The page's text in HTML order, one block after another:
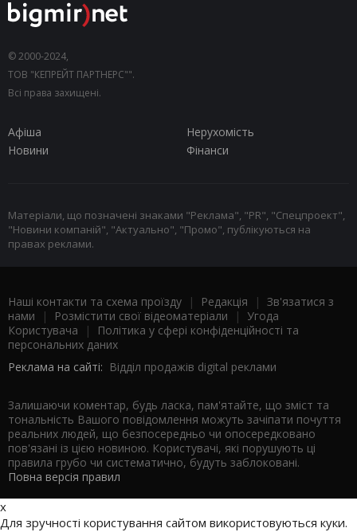
© 2000-2024,
ТОВ "КЕПРЕЙТ ПАРТНЕРС"".
Всі права захищені.
Афіша
Нерухомість
Новини
Фінанси
Матеріали, що позначені знаками "Реклама", "PR", "Спецпроект",
"Новини компаній", "Актуально", "Промо", публікуються на
правах реклами.
Наші контакти та схема проїзду | Редакція | Зв'язатися з
нами | Розмістити свої відеоматеріали | Угода
Користувача |
Політика у сфері конфіденційності та
персональних даних
Реклама на сайті: Відділ продажів digital реклами
Залишаючи коментар, будь ласка, пам'ятайте, що зміст та
тональність Вашого повідомлення можуть зачіпати почуття
реальних людей, що безпосередньо чи опосередковано
пов'язані із цією новиною. Користувачі, які порушують ці
правила грубо чи систематично, будуть заблоковані.
Повна версія правил
x
Для зручності користування сайтом використовуються куки.